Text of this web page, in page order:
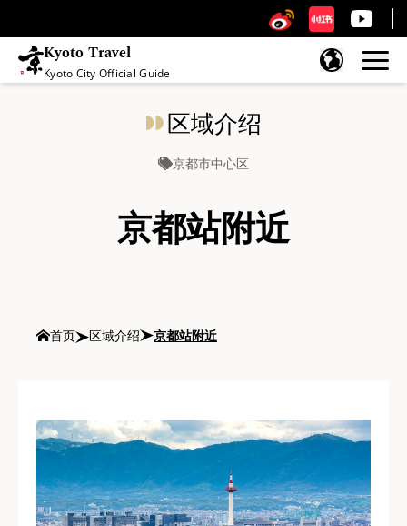
Kyoto Travel
Kyoto City Official Guide
区域介绍
京都市中心区
京都站附近
首页 区域介绍 京都站附近